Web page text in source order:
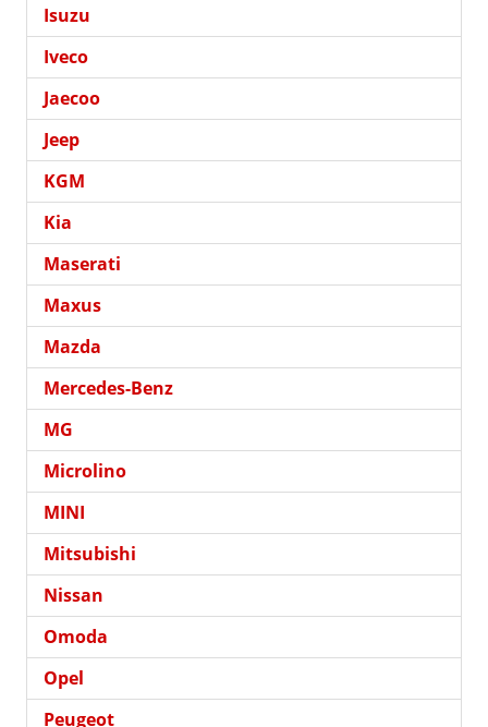
Isuzu
Iveco
Jaecoo
Jeep
KGM
Kia
Maserati
Maxus
Mazda
Mercedes-Benz
MG
Microlino
MINI
Mitsubishi
Nissan
Omoda
Opel
Peugeot